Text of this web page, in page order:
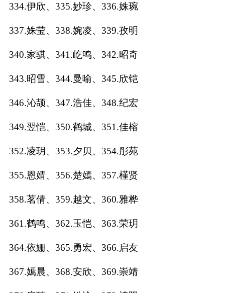
334.伊欣、335.妙珍、336.姝琬
337.姝莹、338.婉凌、339.孜明
340.家骐、341.屹鸣、342.昭奇
343.昭雪、344.曼喻、345.欣铠
346.沁颉、347.浩佳、348.纪宏
349.翌恺、350.鹤城、351.佳榕
352.凌玥、353.夕贝、354.彤苑
355.恩婧、356.楚嫣、357.槿贤
358.茗倩、359.越文、360.雅桦
361.鹤鸣、362.玉恺、363.荣玥
364.依姗、365.勇宏、366.启友
367.嫣晨、368.安欣、369.崇靖